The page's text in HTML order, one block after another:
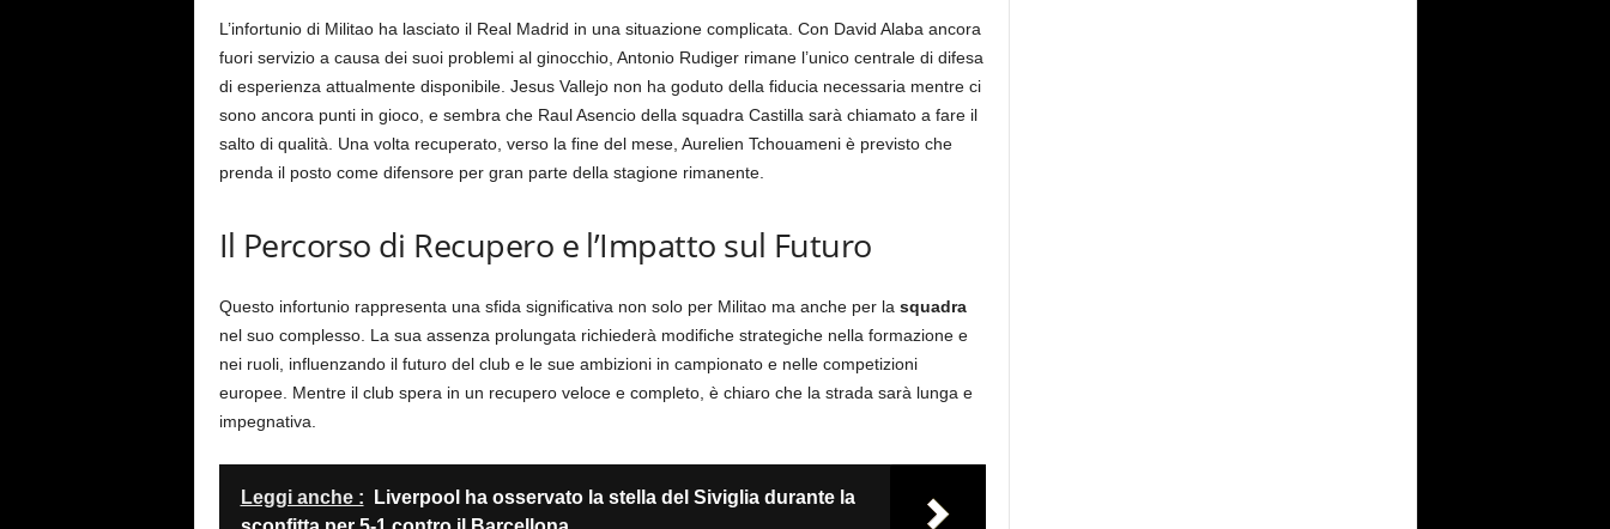
L’infortunio di Militao ha lasciato il Real Madrid in una situazione complicata. Con David Alaba ancora
fuori servizio a causa dei suoi problemi al ginocchio, Antonio Rudiger rimane l’unico centrale di difesa
di esperienza attualmente disponibile. Jesus Vallejo non ha goduto della fiducia necessaria mentre ci
sono ancora punti in gioco, e sembra che Raul Asencio della squadra Castilla sarà chiamato a fare il
salto di qualità. Una volta recuperato, verso la fine del mese, Aurelien Tchouameni è previsto che
prenda il posto come difensore per gran parte della stagione rimanente.
Il Percorso di Recupero e l’Impatto sul Futuro
Questo infortunio rappresenta una sfida significativa non solo per Militao ma anche per la squadra
nel suo complesso. La sua assenza prolungata richiederà modifiche strategiche nella formazione e
nei ruoli, influenzando il futuro del club e le sue ambizioni in campionato e nelle competizioni
europee. Mentre il club spera in un recupero veloce e completo, è chiaro che la strada sarà lunga e
impegnativa.
Leggi anche :
Liverpool ha osservato la stella del Siviglia durante la